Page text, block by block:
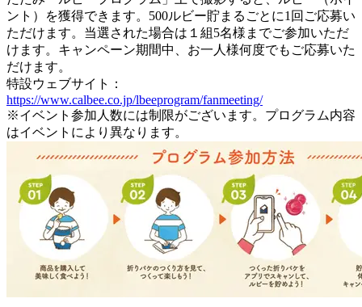
ント）を獲得できます。500ルビー貯まるごとに1回ご応募い
ただけます。当選された場合は１組5名様までご参加いただ
けます。キャンペーン期間中、お一人様何度でもご応募いた
だけます。
特設ウェブサイト：
https://www.calbee.co.jp/lbeeprogram/fanmeeting/
※イベント参加人数には制限がございます。プログラム内容
はイベントにより異なります。